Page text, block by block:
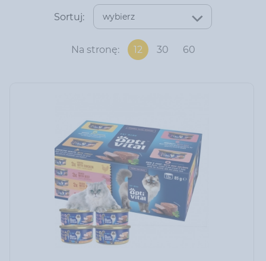
Sortuj: wybierz
Na stronę: 12 30 60